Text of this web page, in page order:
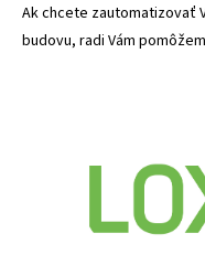
Ak chcete zautomatizovať
budovu, radi Vám